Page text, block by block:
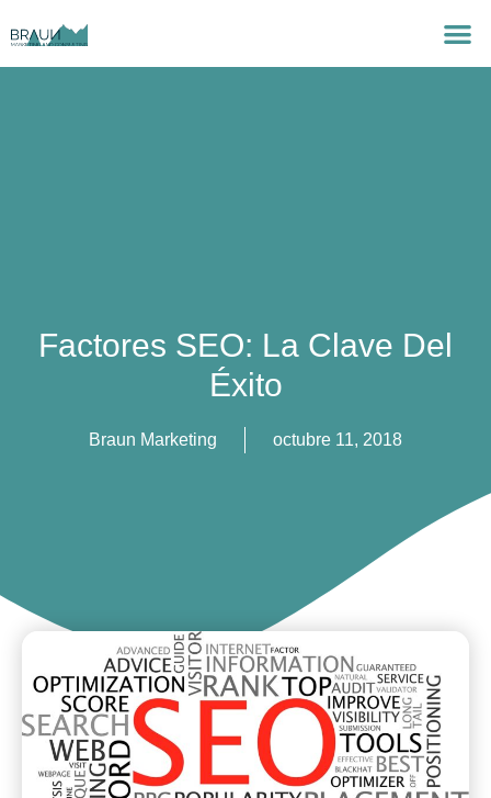
Factores SEO: La Clave Del
Éxito
Braun Marketing octubre 11, 2018